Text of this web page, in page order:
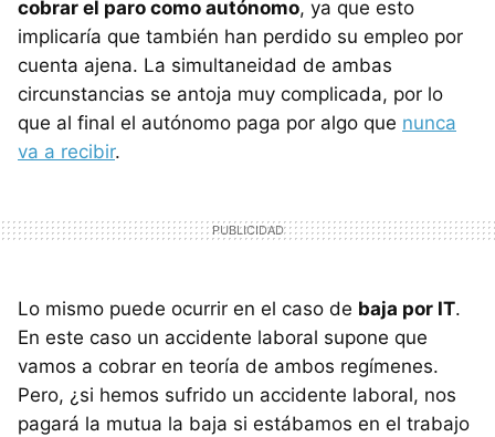
cobrar el paro como autónomo, ya que esto
implicaría que también han perdido su empleo por
cuenta ajena. La simultaneidad de ambas
circunstancias se antoja muy complicada, por lo
que al final el autónomo paga por algo que nunca
va a recibir.
Lo mismo puede ocurrir en el caso de baja por IT.
En este caso un accidente laboral supone que
vamos a cobrar en teoría de ambos regímenes.
Pero, ¿si hemos sufrido un accidente laboral, nos
pagará la mutua la baja si estábamos en el trabajo